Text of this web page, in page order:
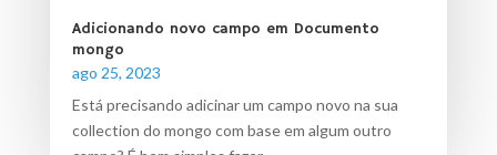
Adicionando novo campo em Documento
mongo
ago 25, 2023
Está precisando adicinar um campo novo na sua
collection do mongo com base em algum outro